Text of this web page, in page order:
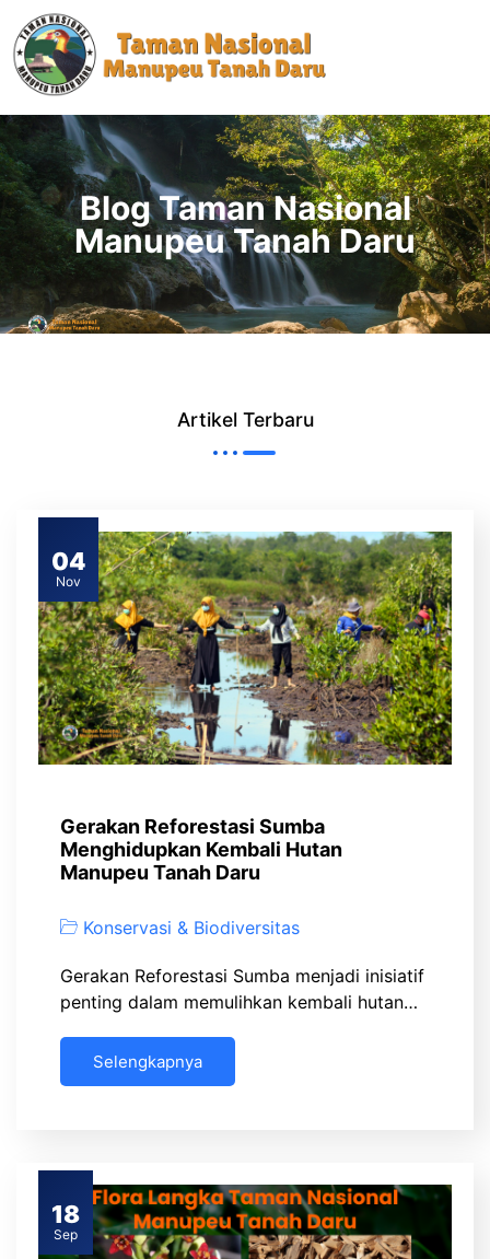
Blog Taman Nasional
Manupeu Tanah Daru
Artikel Terbaru
04
Nov
Gerakan Reforestasi Sumba
Menghidupkan Kembali Hutan
Manupeu Tanah Daru
Konservasi & Biodiversitas
Gerakan Reforestasi Sumba menjadi inisiatif
penting dalam memulihkan kembali hutan…
Selengkapnya
18
Sep